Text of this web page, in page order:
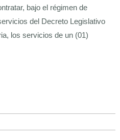
bajo el régimen de
del Decreto Legislativo
los servicios de un (01)